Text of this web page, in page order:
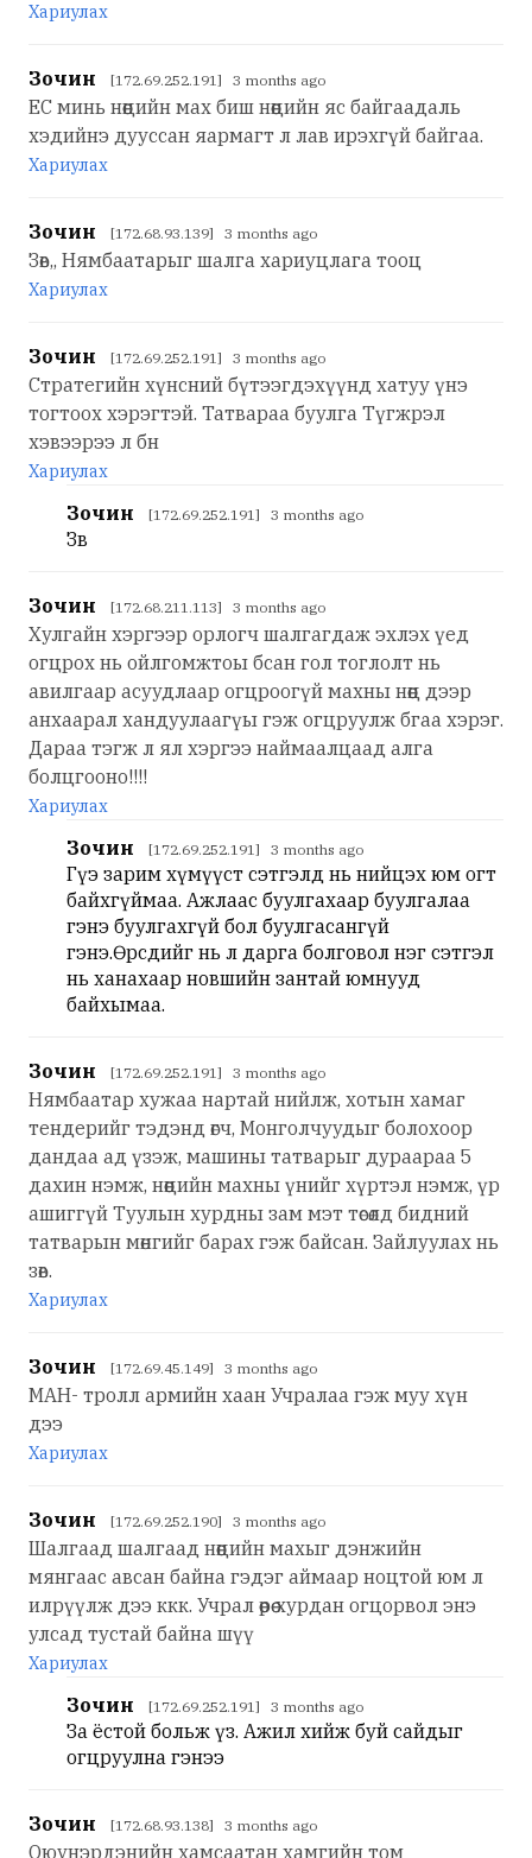
Хариулах
Зочин [172.69.252.191] 3 months ago
ЕС минь нөөцийн мах биш нөөцийн яс байгаадаль
хэдийнэ дууссан яармагт л лав ирэхгүй байгаа.
Хариулах
Зочин [172.68.93.139] 3 months ago
Зөв,, Нямбаатарыг шалга хариуцлага тооц
Хариулах
Зочин [172.69.252.191] 3 months ago
Стратегийн хүнсний бүтээгдэхүүнд хатуу үнэ
тогтоох хэрэгтэй. Татвараа буулга Түгжрэл
хэвээрээ л бн
Хариулах
Зочин [172.69.252.191] 3 months ago
Зөв
Зочин [172.68.211.113] 3 months ago
Хулгайн хэргээр орлогч шалгагдаж эхлэх үед
огцрох нь ойлгомжтоы бсан гол тоглолт нь
авилгаар асуудлаар огцроогүй махны нөөц дээр
анхаарал хандуулаагүы гэж огцруулж бгаа хэрэг.
Дараа тэгж л ял хэргээ наймаалцаад алга
болцгооно!!!!
Хариулах
Зочин [172.69.252.191] 3 months ago
Гүэ зарим хүмүүст сэтгэлд нь нийцэх юм огт
байхгүймаа. Ажлаас буулгахаар буулгалаа
гэнэ буулгахгүй бол буулгасангүй
гэнэ.Өөрсдийг нь л дарга болговол нэг сэтгэл
нь ханахаар новшийн зантай юмнууд
байхымаа.
Зочин [172.69.252.191] 3 months ago
Нямбаатар хужаа нартай нийлж, хотын хамаг
тендерийг тэдэнд өгч, Монголчуудыг болохоор
дандаа ад үзэж, машины татварыг дураараа 5
дахин нэмж, нөөцийн махны үнийг хүртэл нэмж, үр
ашиггүй Туулын хурдны зам мэт төсөлд бидний
татварын мөнгийг барах гэж байсан. Зайлуулах нь
зөв.
Хариулах
Зочин [172.69.45.149] 3 months ago
МАН- тролл армийн хаан Учралаа гэж муу хүн
дээ
Хариулах
Зочин [172.69.252.190] 3 months ago
Шалгаад шалгаад нөөцийн махыг дэнжийн
мянгаас авсан байна гэдэг аймаар ноцтой юм л
илрүүлж дээ ккк. Учрал өөрөө хурдан огцорвол энэ
улсад тустай байна шүү
Хариулах
Зочин [172.69.252.191] 3 months ago
За ёстой больж үз. Ажил хийж буй сайдыг
огцруулна гэнээ
Зочин [172.68.93.138] 3 months ago
Оюунэрдэнийн хамсаатан хамгийн том